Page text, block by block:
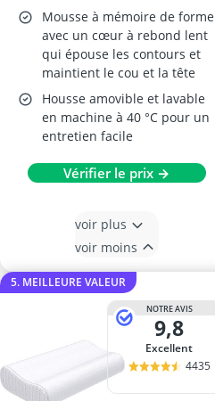
Mousse à mémoire de forme
avec un cœur à rebond lent
qui épouse les contours et
maintient le cou et la tête
Housse amovible et lavable
en machine à 40 °C pour un
entretien facile
Vérifier le prix →
voir plus
voir moins
5. MEILLEURE VALEUR
NOTRE AVIS
9,8
Excellent
4435